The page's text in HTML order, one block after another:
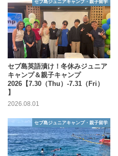
セブ島ジュニアキャンプ・親子留学
セブ島英語漬け！冬休みジュニア
キャンプ＆親子キャンプ
2026【7.30（Thu）-7.31（Fri）
】
2026.08.01
セブ島ジュニアキャンプ・親子留学